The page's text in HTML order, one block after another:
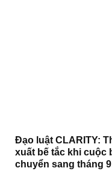
Đạo luật CLARITY:
xuất bế tắc khi cuộc
chuyển sang tháng 9